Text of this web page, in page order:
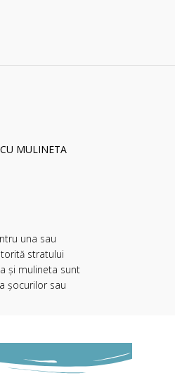
MULINETA
una sau
stratului
și mulineta sunt
șocurilor sau
acoperit cu